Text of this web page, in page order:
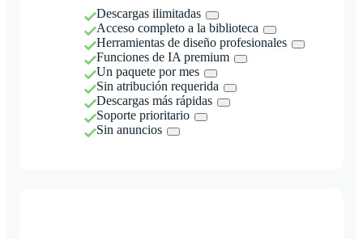
Descargas ilimitadas
Acceso completo a la biblioteca
Herramientas de diseño profesionales
Funciones de IA premium
Un paquete por mes
Sin atribución requerida
Descargas más rápidas
Soporte prioritario
Sin anuncios